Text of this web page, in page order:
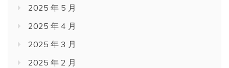
2025 年 5 月
2025 年 4 月
2025 年 3 月
2025 年 2 月